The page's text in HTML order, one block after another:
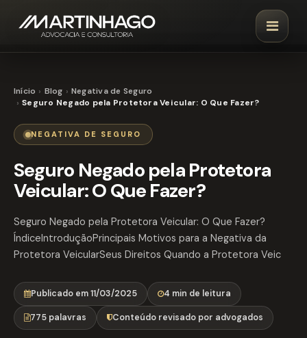
Início Blog
Negativa de Seguro
Seguro Negado pela Protetora Veicular: O Que Fazer?
NEGATIVA DE SEGURO
Seguro Negado pela Protetora
Veicular: O Que Fazer?
Seguro Negado pela Protetora Veicular: O Que Fazer?
ÍndiceIntroduçãoPrincipais Motivos para a Negativa da
Protetora VeicularSeus Direitos Quando a Protetora Veic
Publicado em 11/03/2025 4 min de leitura
775 palavras Conteúdo revisado por advogados